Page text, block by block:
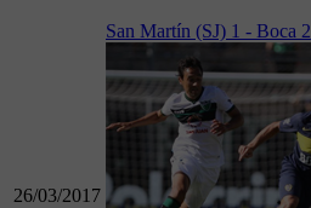
26/03/2017
San Martín (SJ) 1 - Boca 2